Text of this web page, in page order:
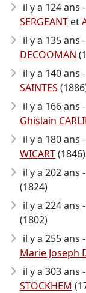
il y a 124 ans
SERGEANT et
il y a 135 ans
DECOOMAN
il y a 140 ans
SAINTES
il y a 166 ans
Ghislain
il y a 180 ans
WICART(1846)
il y a 202 ans
(1824)
il y a 224 ans
(1802)
il y a 255 ans
Marie Joseph
il y a 303 ans
STOCKHEM